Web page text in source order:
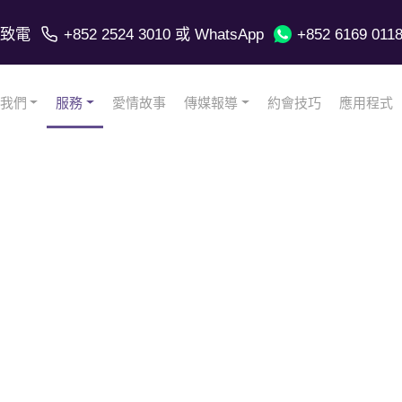
致電 +852 2524 3010或 WhatsApp +852 6169 0118
們 服務 愛情故事 傳媒報導 約會技巧 應用程式